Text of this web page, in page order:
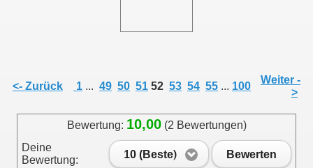
<- Zurück 1 ... 49 50 51 52 53 54 55 ... 100
Weiter -
>
Bewertung: 10,00(2 Bewertungen)
Deine
Bewertung:
10 (Beste) Bewerten
dem Eltzhof in Köln-Wahn